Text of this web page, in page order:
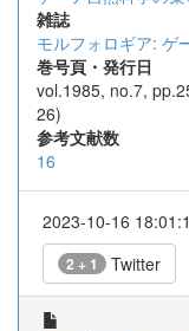
雑誌
モルフォロギア: ゲ
巻号頁・発行日
vol.1985, no.7,
26)
参考文献数
16
2023-10-16
2 + 1 Twitter